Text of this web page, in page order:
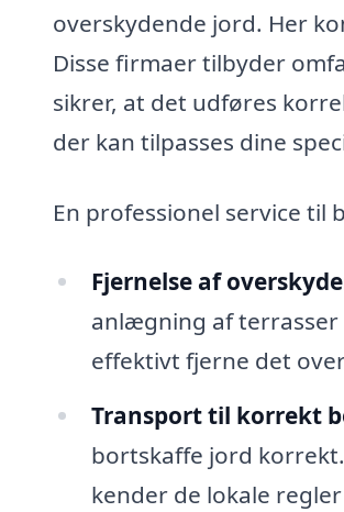
overskydende jord. Her
Disse firmaer tilbyder
sikrer, at det udføres
der kan tilpasses dine
En professionel service
Fjernelse af
anlægning af terrasser
effektivt fjerne det
Transport til korrekt
bortskaffe jord
kender de lokale